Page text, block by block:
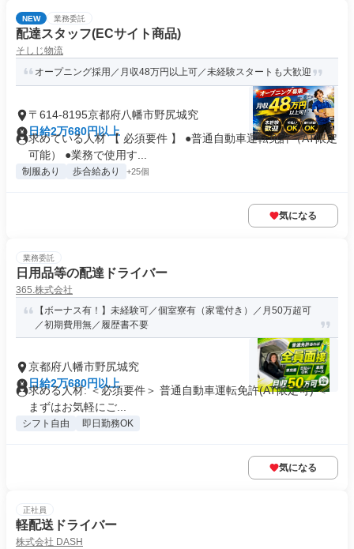
NEW 業務委託
配達スタッフ(ECサイト商品)
そしじ物流
オープニング採用／月収48万円以上可／未経験スタートも大歓迎
〒614-8195京都府八幡市野尻城究
日給2万680円以上
求めている人材 【 必須要件 】 ●普通自動車運転免許（AT限定
可能） ●業務で使用す...
制服あり 歩合給あり +25個
気になる
業務委託
日用品等の配達ドライバー
365.株式会社
【ボーナス有！】未経験可／個室寮有（家電付き）／月50万超可
／初期費用無／履歴書不要
京都府八幡市野尻城究
日給2万680円以上
求める人材: ＜必須要件＞ 普通自動車運転免許(AT限定可) ＜
まずはお気軽にご...
シフト自由 即日勤務OK
気になる
正社員
軽配送ドライバー
株式会社 DASH